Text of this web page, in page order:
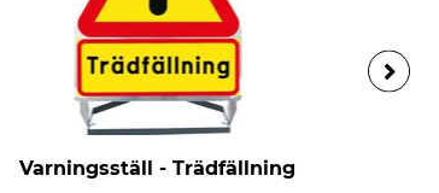
Varningsställ - Trädfällning